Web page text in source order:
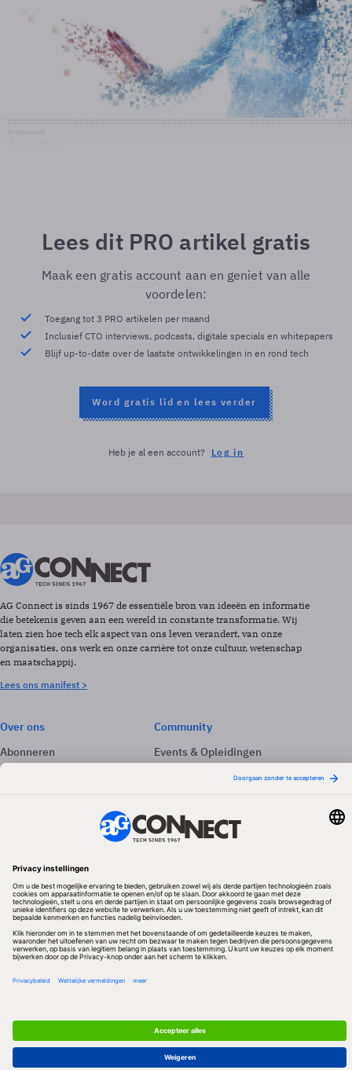
Lees dit PRO artikel gratis
Maak een gratis account aan en geniet van alle
voordelen:
Toegang tot 3 PRO artikelen per maand
Inclusief CTO interviews, podcasts, digitale specials en whitepapers
Blijf up-to-date over de laatste ontwikkelingen in en rond tech
Word gratis lid en lees verder
Heb je al een account? Log in
AG Connect is sinds 1967 de essentiële bron van ideeën en informatie
die betekenis geven aan een wereld in constante transformatie. Wij
laten zien hoe tech elk aspect van ons leven verandert, van onze
organisaties, ons werk en onze carrière tot onze cultuur, wetenschap
en maatschappij.
Lees ons manifest >
Over ons
Abonneren
Adverteren
Community
Events & Opleidingen
Volg ons
Redactionele partner
Algemene Voorwaarden & Copyrights